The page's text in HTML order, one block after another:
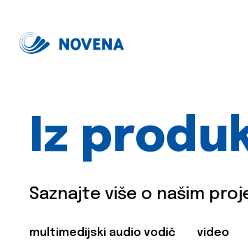
Iz
Saznajte više o našim
multimedijski audio vodič video